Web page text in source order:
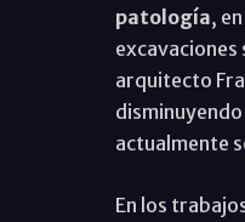
patología,
arquitecto
actualmente
En los